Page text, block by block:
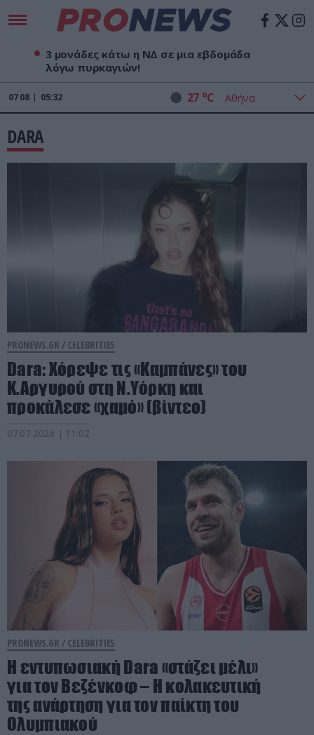
3 μονάδες κάτω η ΝΔ σε μια εβδομάδα
λόγω πυρκαγιών!
07 08 05:32 27 oC
DARA
PRONEWS.GR / CELEBRITIES
Dara: Χόρεψε τις «Καμπάνες» του
Κ.Αργυρού στη Ν.Υόρκη και
προκάλεσε «χαμό» (βίντεο)
07.07.2026 | 11:02
PRONEWS.GR / CELEBRITIES
Η εντυπωσιακή Dara «στάζει μέλι»
για τον Βεζένκοφ – H κολακευτική
της ανάρτηση για τον παίκτη του
Ολυμπιακού